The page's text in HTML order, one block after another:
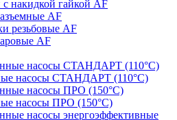
накидкой гайкой AF
AF
резьбовые AF
AF
насосы СТАНДАРТ (110°C)
насосы ПРО (150°C)